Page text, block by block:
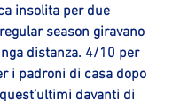
insolita per due
season giravano
distanza. 4/10 per
i padroni di casa dopo
davanti di